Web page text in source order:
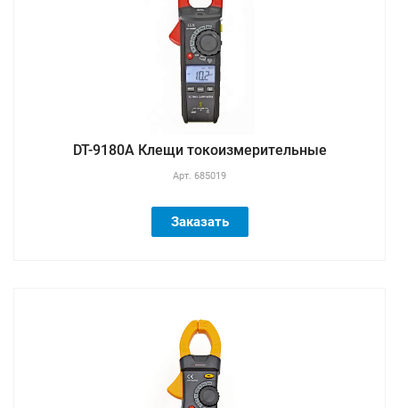
DT-9180A Клещи токоизмерительные
Арт. 685019
Заказать